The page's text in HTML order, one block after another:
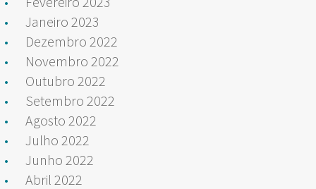
Janeiro 2023
Dezembro 2022
Novembro 2022
Outubro 2022
Setembro 2022
Agosto 2022
Julho 2022
Junho 2022
Abril 2022